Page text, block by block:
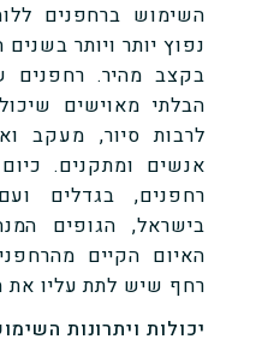
השימוש ברחפנים
נפוץ יותר ויותר
בקצב מהיר. רחפנים
הבלתי מאוישים
לרבות סיור, מעקב
אנשים ומתקנים.
רחפנים, בגדלים
בישראל, הגופים
האיום הקיים
רחף שיש לתת עליו את
יכולות ויתרונות